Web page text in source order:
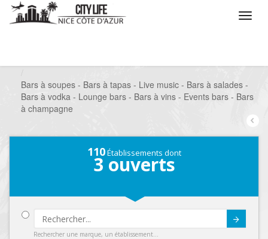
Bars à soupes - Bars à tapas - Live music - Bars à salades -
Bars à vodka - Lounge bars - Bars à vins - Events bars - Bars
à champagne
110Établissements dont
3 ouverts
Rechercher une marque, un établissement...